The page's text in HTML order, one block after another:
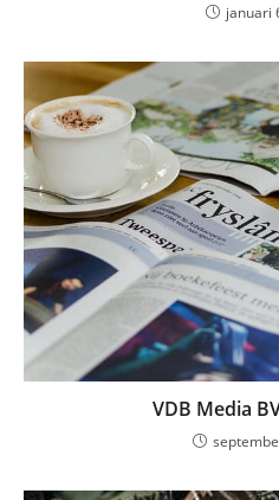
januari
VDB Media